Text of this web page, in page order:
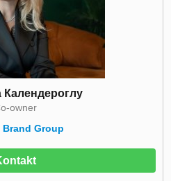
Календероглу
owner
Brand Group